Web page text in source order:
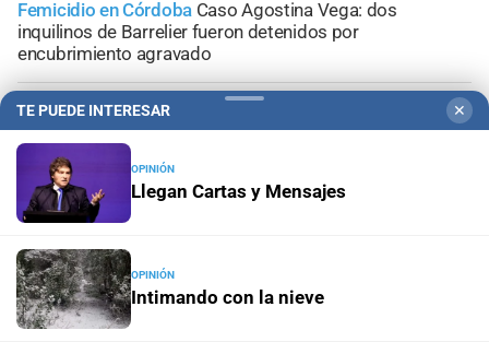
Femicidio en Córdoba Caso Agostina Vega: dos
inquilinos de Barrelier fueron detenidos por
encubrimiento agravado
Tribunales de Santa Fe
imputación para la menor involucrada en el crimen
Conferencia de prensaLa causa por el geriátrico
incendiado podría extenderse a otros establecimientos
TE PUEDE INTERESAR ✕
OPINIÓN
Llegan Cartas y Mensajes
OPINIÓN
Intimando con la nieve